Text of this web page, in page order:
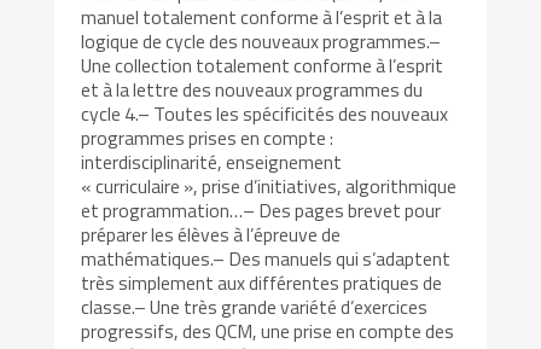
manuel totalement conforme à l’esprit et à la
logique de cycle des nouveaux programmes.–
Une collection totalement conforme à l’esprit
et à la lettre des nouveaux programmes du
cycle 4.– Toutes les spécificités des nouveaux
programmes prises en compte :
interdisciplinarité, enseignement
« curriculaire », prise d’initiatives, algorithmique
et programmation…– Des pages brevet pour
préparer les élèves à l’épreuve de
mathématiques.– Des manuels qui s’adaptent
très simplement aux différentes pratiques de
classe.– Une très grande variété d’exercices
progressifs, des QCM, une prise en compte des